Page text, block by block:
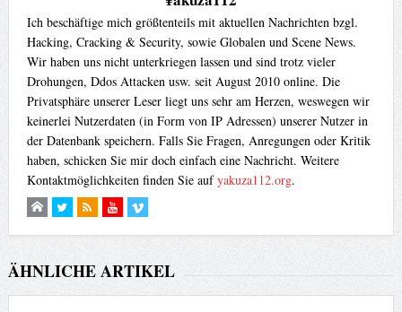
Ich beschäftige mich größtenteils mit aktuellen Nachrichten bzgl.
Hacking, Cracking & Security, sowie Globalen und Scene News.
Wir haben uns nicht unterkriegen lassen und sind trotz vieler
Drohungen, Ddos Attacken usw. seit August 2010 online. Die
Privatsphäre unserer Leser liegt uns sehr am Herzen, weswegen wir
keinerlei Nutzerdaten (in Form von IP Adressen) unserer Nutzer in
der Datenbank speichern. Falls Sie Fragen, Anregungen oder Kritik
haben, schicken Sie mir doch einfach eine Nachricht. Weitere
Kontaktmöglichkeiten finden Sie aufyakuza112.org.
ÄHNLICHE ARTIKEL